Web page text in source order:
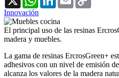
Innovación
El principal uso de las resinas
madera y muebles.
La gama de resinas ErcrosGreen+
adhesivos con un nivel de emisión
alcanza los valores de la madera